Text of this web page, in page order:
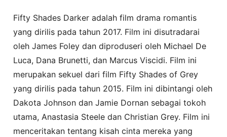
Fifty Shades Darker adalah film drama romantis
yang dirilis pada tahun 2017. Film ini disutradarai
oleh James Foley dan diproduseri oleh Michael De
Luca, Dana Brunetti, dan Marcus Viscidi. Film ini
merupakan sekuel dari film Fifty Shades of Grey
yang dirilis pada tahun 2015. Film ini dibintangi oleh
Dakota Johnson dan Jamie Dornan sebagai tokoh
utama, Anastasia Steele dan Christian Grey. Film ini
menceritakan tentang kisah cinta mereka yang